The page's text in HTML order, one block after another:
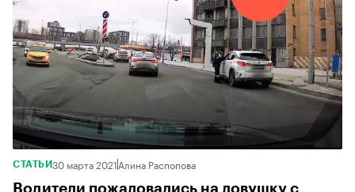
СТАТЬИ30 марта 2021Алина Распопова
Водители пожаловались на ловушку с